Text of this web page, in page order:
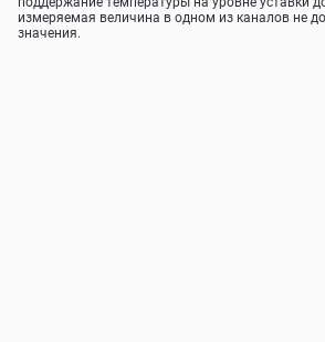
измеряемая величина в одном из каналов не
значения.